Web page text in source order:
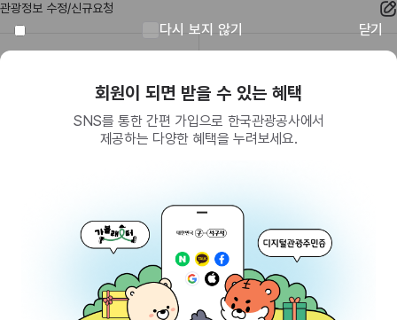
다시 보지 않기 닫기
회원이 되면 받을 수 있는 혜택
SNS를 통한 간편 가입으로 한국관광공사에서
제공하는 다양한 혜택을 누려보세요.
관광정보 수정/신규요청
관광정보
202-81-50707
통신판매업신고
제2009-서울중구-1234호